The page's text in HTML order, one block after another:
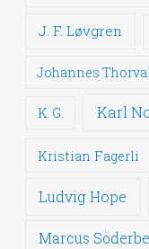
J. F. Løvgren
Johannes
K. G. Karl
Kristian Fagerli
Ludvig Hope
Marcus